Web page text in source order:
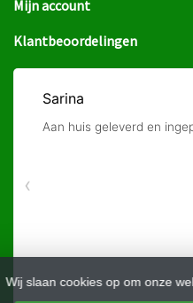
Wij slaan cookies op om onze
Mijn account
Klantbeoordelingen